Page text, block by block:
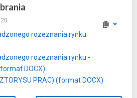
rozeznania rynku
rozeznania rynku -
DOCX)
PRAC) (format DOCX)